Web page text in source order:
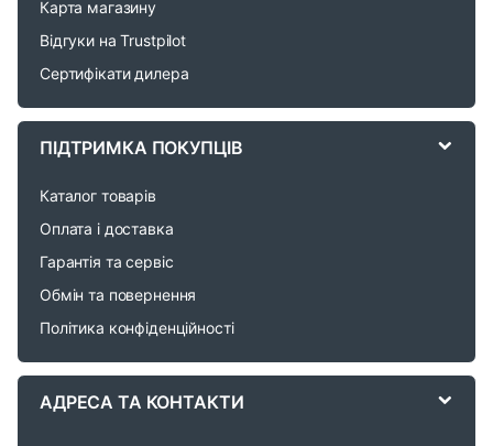
C
Карта магазину
Відгуки на Trustpilot
Сертифікати дилера
ПІДТРИМКА ПОКУПЦІВ
Каталог товарів
Оплата і доставка
Гарантія та сервіс
Обмін та повернення
Політика конфіденційності
АДРЕСА ТА КОНТАКТИ